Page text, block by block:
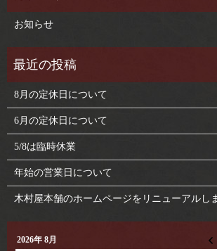
お知らせ
8月の定休日について
6月の定休日について
5/8は臨時休業
年始の営業日について
木村屋本舗のホームページをリニューアルし
2026年 8月